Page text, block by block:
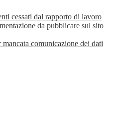
cessati dal rapporto di lavoro
da pubblicare sul sito
mancata comunicazione dei dati